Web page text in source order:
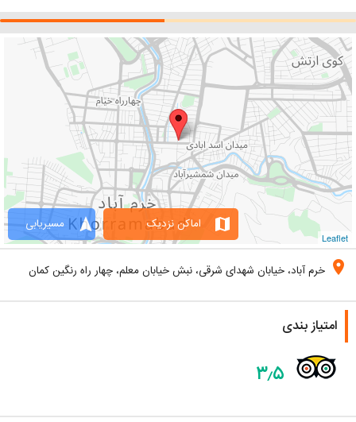
Leaflet
navigation مسیریابی map اماکن نزدیک
location_on خرم آباد، خیابان شهدای شرقی، نبش خیابان معلم، چهار راه رنگین کمان
امتیاز بندی
۳٫۵